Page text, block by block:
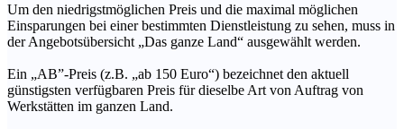
Um den niedrigstmöglichen Preis und die maximal möglichen
Einsparungen bei einer bestimmten Dienstleistung zu sehen, muss in
der Angebotsübersicht „Das ganze Land“ ausgewählt werden.
Ein „AB”-Preis (z.B. „ab 150 Euro“) bezeichnet den aktuell
günstigsten verfügbaren Preis für dieselbe Art von Auftrag von
Werkstätten im ganzen Land.